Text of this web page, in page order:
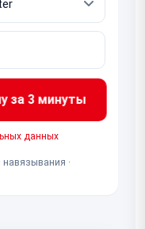
за 3 минуты
данных
·